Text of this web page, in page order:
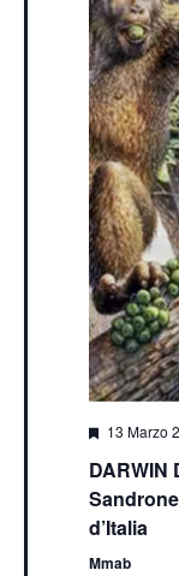
Segnalati
13 Marzo
DARWIN
d’Italia
Mmab